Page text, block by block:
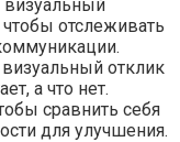
визуальный
отслеживать
отклик
а что нет.
сравнить себя
для улучшения.